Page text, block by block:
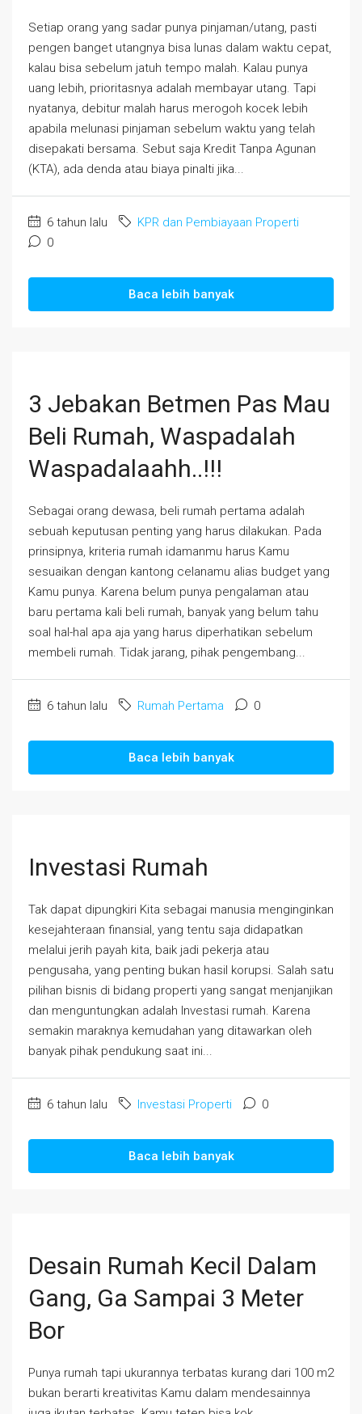
Setiap orang yang sadar punya pinjaman/utang, pasti
pengen banget utangnya bisa lunas dalam waktu cepat,
kalau bisa sebelum jatuh tempo malah. Kalau punya
uang lebih, prioritasnya adalah membayar utang. Tapi
nyatanya, debitur malah harus merogoh kocek lebih
apabila melunasi pinjaman sebelum waktu yang telah
disepakati bersama. Sebut saja Kredit Tanpa Agunan
(KTA), ada denda atau biaya pinalti jika...
6 tahun lalu
KPR dan Pembiayaan Properti
0
Baca lebih banyak
3 Jebakan Betmen Pas Mau
Beli Rumah, Waspadalah
Waspadalaahh..!!!
Sebagai orang dewasa, beli rumah pertama adalah
sebuah keputusan penting yang harus dilakukan. Pada
prinsipnya, kriteria rumah idamanmu harus Kamu
sesuaikan dengan kantong celanamu alias budget yang
Kamu punya. Karena belum punya pengalaman atau
baru pertama kali beli rumah, banyak yang belum tahu
soal hal-hal apa aja yang harus diperhatikan sebelum
membeli rumah. Tidak jarang, pihak pengembang...
6 tahun lalu Rumah Pertama 0
Baca lebih banyak
Investasi Rumah
Tak dapat dipungkiri Kita sebagai manusia menginginkan
kesejahteraan finansial, yang tentu saja didapatkan
melalui jerih payah kita, baik jadi pekerja atau
pengusaha, yang penting bukan hasil korupsi. Salah satu
pilihan bisnis di bidang properti yang sangat menjanjikan
dan menguntungkan adalah Investasi rumah. Karena
semakin maraknya kemudahan yang ditawarkan oleh
banyak pihak pendukung saat ini...
6 tahun lalu Investasi Properti 0
Baca lebih banyak
Desain Rumah Kecil Dalam
Gang, Ga Sampai 3 Meter
Bor
Punya rumah tapi ukurannya terbatas kurang dari 100 m2
bukan berarti kreativitas Kamu dalam mendesainnya